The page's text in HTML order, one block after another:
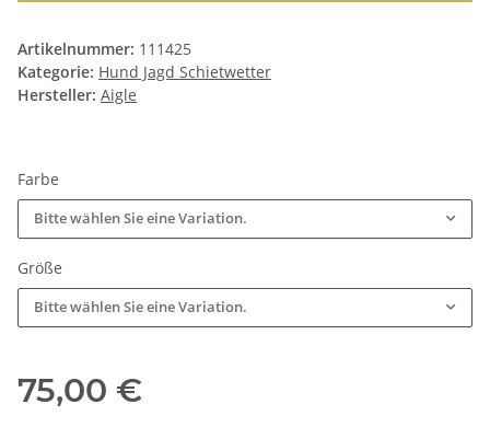
Artikelnummer: 111425
Kategorie: Hund Jagd Schietwetter
Hersteller: Aigle
Farbe
Bitte wählen Sie eine Variation.
Größe
Bitte wählen Sie eine Variation.
75,00 €